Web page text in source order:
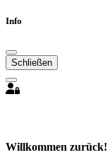
Info
Schließen
Willkommen zurück!